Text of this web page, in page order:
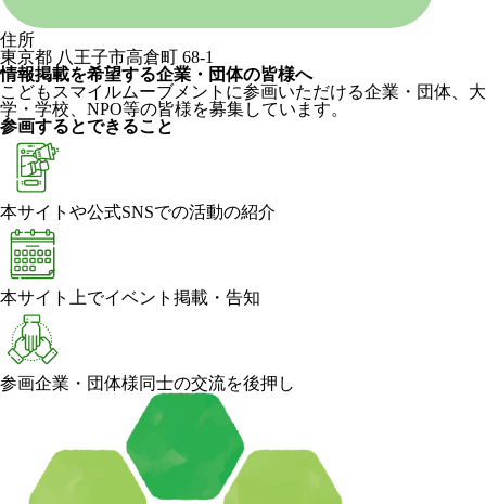
住所
東京都 八王子市高倉町 68-1
情報掲載を希望する企業・団体の皆様へ
こどもスマイルムーブメントに参画いただける企業・団体、大
学・学校、NPO等の皆様を募集しています。
参画するとできること
本サイトや公式SNSでの活動の紹介
本サイト上でイベント掲載・告知
参画企業・団体様同士の交流を後押し